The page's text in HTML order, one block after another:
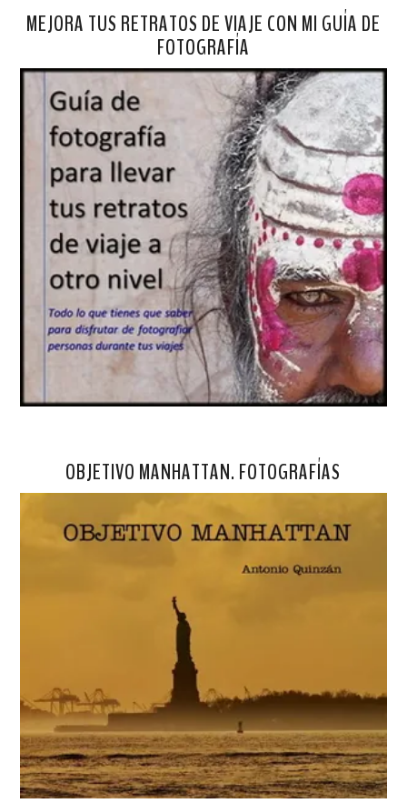
MEJORA TUS RETRATOS DE VIAJE CON MI GUÍA DE
FOTOGRAFÍA
OBJETIVO MANHATTAN. FOTOGRAFÍAS